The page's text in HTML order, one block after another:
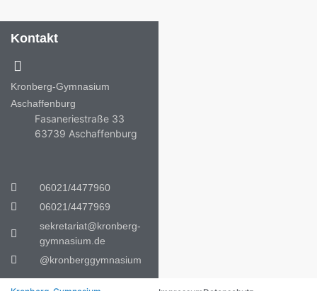
Kontakt
Kronberg-Gymnasium
Aschaffenburg
Fasaneriestraße 33
63739 Aschaffenburg
06021/4477960
06021/4477969
sekretariat@kronberg-
gymnasium.de
@kronberggymnasium